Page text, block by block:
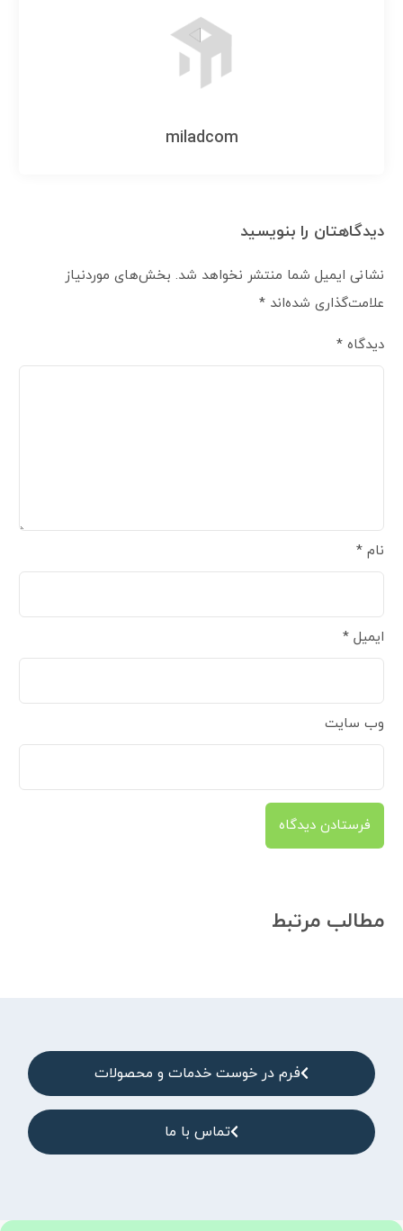
miladcom
دیدگاهتان را بنویسید
نشانی ایمیل شما منتشر نخواهد شد. بخش‌های موردنیاز
علامت‌گذاری شده‌اند*
دیدگاه*
نام*
ایمیل*
وب‌ سایت
مطالب مرتبط
فرم در خوست خدمات و محصولات
تماس با ما